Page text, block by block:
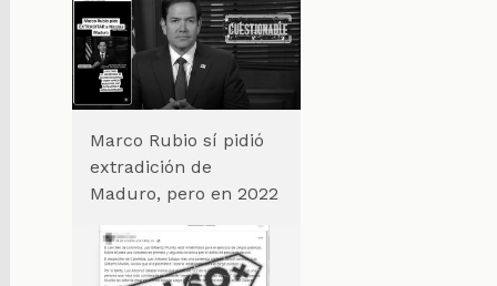
Marco Rubio sí pidió
extradición de
Maduro, pero en 2022